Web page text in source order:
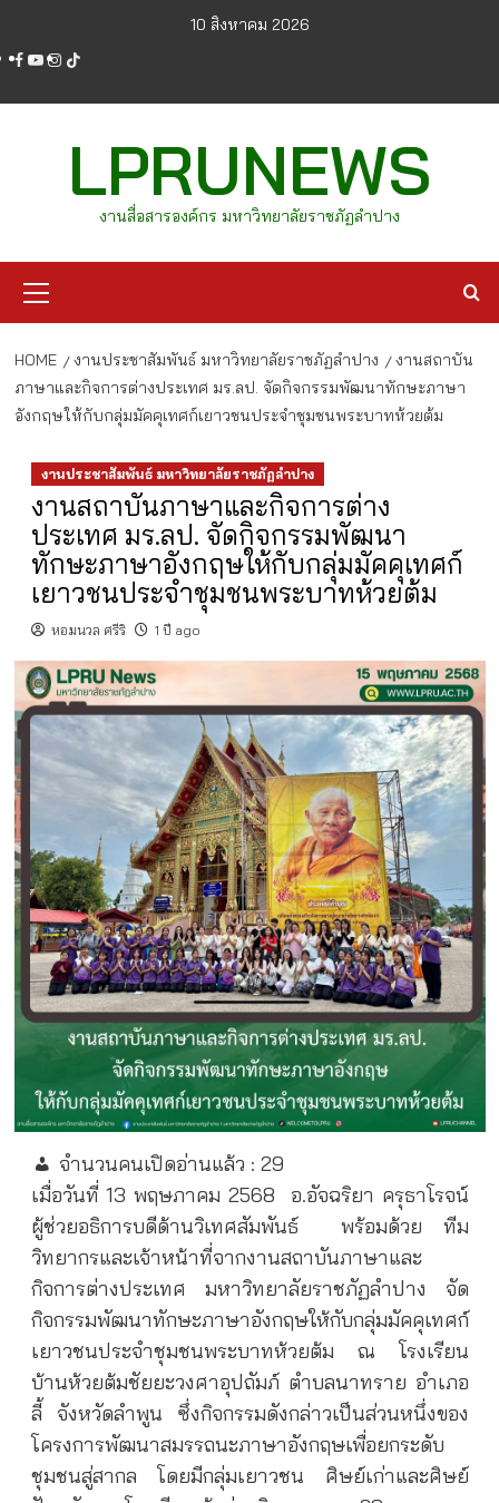
content
10 สิงหาคม 2026
facebook
youtube
instagram
tiktok
LPRUNEWS
งานสื่อสารองค์กร มหาวิทยาลัยราชภัฏลำปาง
Menu
HOME งานประชาสัมพันธ์ มหาวิทยาลัยราชภัฏลำปาง
งานสถาบัน
ภาษาและกิจการต่างประเทศ มร.ลป. จัดกิจกรรมพัฒนาทักษะภาษา
อังกฤษให้กับกลุ่มมัคคุเทศก์เยาวชนประจำชุมชนพระบาทห้วยต้ม
งานประชาสัมพันธ์ มหาวิทยาลัยราชภัฏลำปาง
งานสถาบันภาษาและกิจการต่าง
ประเทศ มร.ลป. จัดกิจกรรมพัฒนา
ทักษะภาษาอังกฤษให้กับกลุ่มมัคคุเทศก์
เยาวชนประจำชุมชนพระบาทห้วยต้ม
หอมนวล ศรีริ 1 ปี ago
จำนวนคนเปิดอ่านแล้ว : 29
เมื่อวันที่ 13 พฤษภาคม 2568
อ.อัจฉริยา ครุธาโรจน์
ผู้ช่วยอธิการบดีด้านวิเทศสัมพันธ์
พร้อมด้วย ทีม
วิทยากรและเจ้าหน้าที่จากงานสถาบันภาษาและ
กิจการต่างประเทศ มหาวิทยาลัยราชภัฏลำปาง จัด
กิจกรรมพัฒนาทักษะภาษาอังกฤษให้กับกลุ่มมัคคุเทศก์
เยาวชนประจำชุมชนพระบาทห้วยต้ม ณ โรงเรียน
บ้านห้วยต้มชัยยะวงศาอุปถัมภ์ ตำบลนาทราย อำเภอ
ลี้ จังหวัดลำพูน ซึ่งกิจกรรมดังกล่าวเป็นส่วนหนึ่งของ
โครงการพัฒนาสมรรถนะภาษาอังกฤษเพื่อยกระดับ
ชุมชนสู่สากล โดยมีกลุ่มเยาวชน ศิษย์เก่าและศิษย์